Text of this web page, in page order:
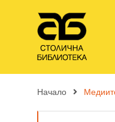
Начало